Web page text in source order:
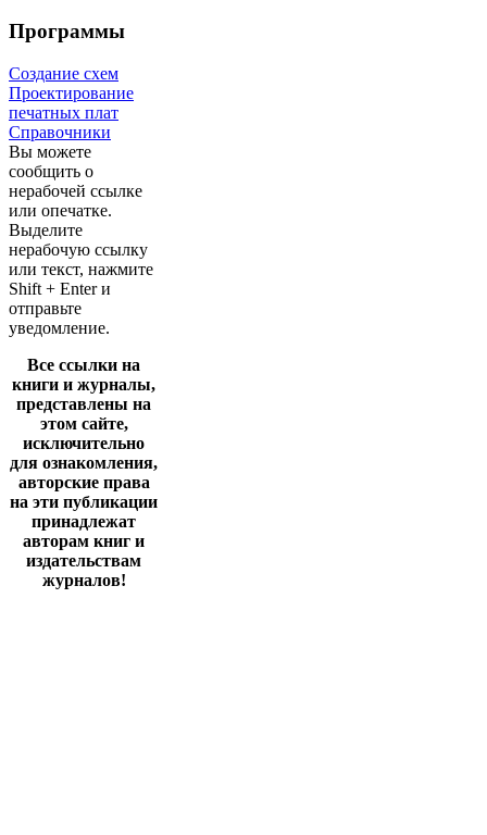
Программы
Создание схем
Проектирование
печатных плат
Справочники
Вы можете
сообщить о
нерабочей ссылке
или опечатке.
Выделите
нерабочую ссылку
или текст, нажмите
Shift + Enter и
отправьте
уведомление.
Все ссылки на
книги и журналы,
представлены на
этом сайте,
исключительно
для ознакомления,
авторские права
на эти публикации
принадлежат
авторам книг и
издательствам
журналов!